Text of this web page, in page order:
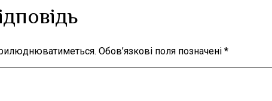
Обов’язкові поля позначені *